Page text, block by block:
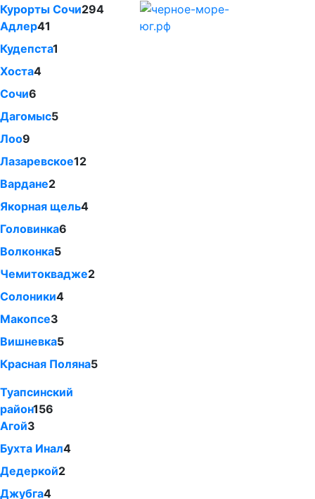
Курорты Сочи294
Адлер41
Кудепста1
Хоста4
Сочи6
Дагомыс5
Лоо9
Лазаревское12
Вардане2
Якорная щель4
Головинка6
Волконка5
Чемитоквадже2
Солоники4
Макопсе3
Вишневка5
Красная Поляна5
Туапсинский
район156
Агой3
Бухта Инал4
Дедеркой2
Джубга4